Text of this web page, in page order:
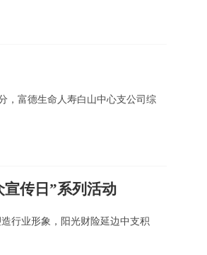
，富德生命人寿白山中心支公司综
传日”系列活动
行业形象，阳光财险延边中支积